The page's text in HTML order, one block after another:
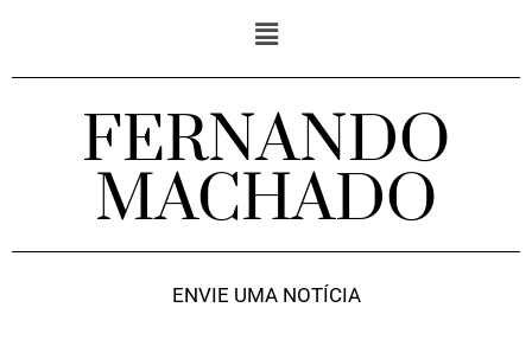
FERNANDO
MACHADO
ENVIE UMA NOTÍCIA